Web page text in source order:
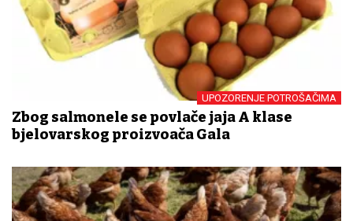
UPOZORENJE POTROŠAČIMA
Zbog salmonele se povlače jaja A klase
bjelovarskog proizvođača Gala